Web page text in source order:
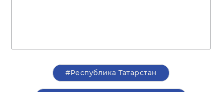
#Республика Татарстан